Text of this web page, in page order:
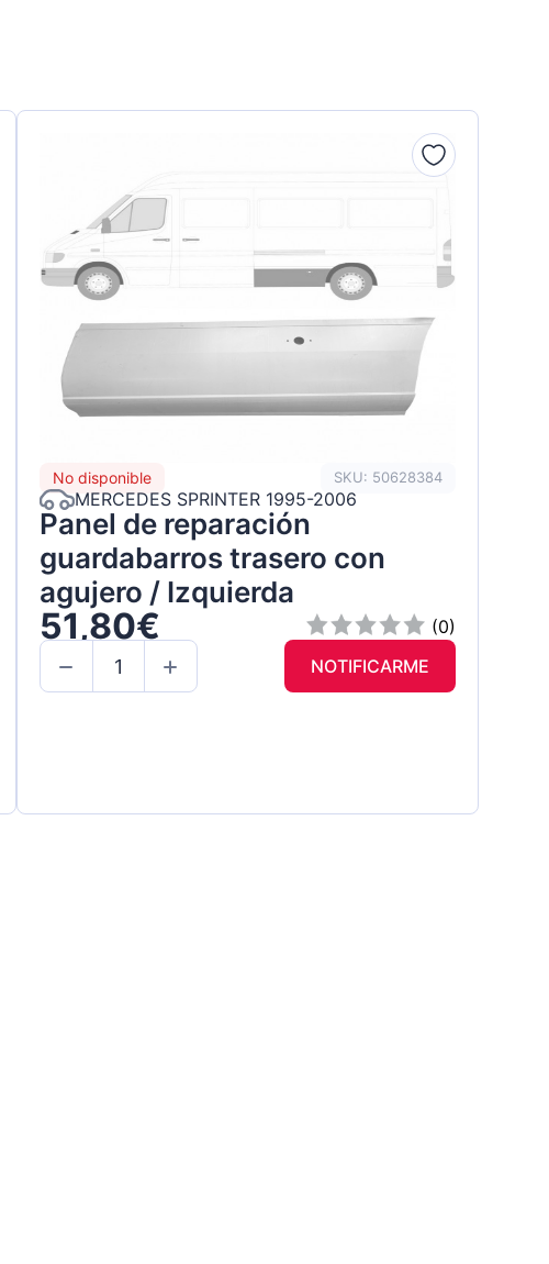
No disponible SKU: 50628384
MERCEDES SPRINTER 1995-2006
Panel de reparación
guardabarros trasero con
agujero / Izquierda
51,80€
(0)
NOTIFICARME